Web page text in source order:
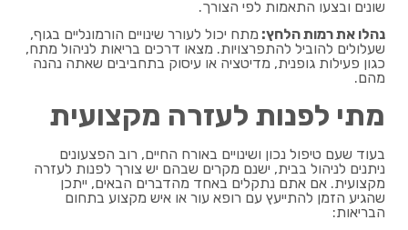
שונים ובצעו התאמות לפי הצורך.
נהלו את רמות הלחץ: מתח יכול לעורר שינויים הורמונליים בגוף,
שעלולים להוביל להתפרצויות. מצאו דרכים בריאות לניהול מתח,
כגון פעילות גופנית, מדיטציה או עיסוק בתחביבים שאתה נהנה
מהם.
מתי לפנות לעזרה מקצועית
בעוד שעם טיפול נכון ושינויים באורח החיים, רוב הפצעונים
ניתנים לניהול בבית, ישנם מקרים שבהם יש צורך לפנות לעזרה
מקצועית. אם אתם נתקלים באחד מהדברים הבאים, ייתכן
שהגיע הזמן להתייעץ עם רופא עור או איש מקצוע בתחום
הבריאות: